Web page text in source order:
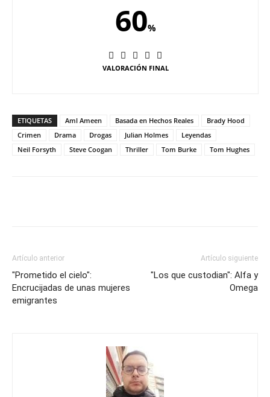
60%
VALORACIÓN FINAL
ETIQUETAS Aml Ameen Basada en Hechos Reales
Brady Hood
Crimen
Drama Drogas Julian Holmes
Leyendas
Neil Forsyth
Steve Coogan Thriller Tom Burke Tom Hughes
Artículo anterior
"Prometido el cielo":
Encrucijadas de unas mujeres
emigrantes
Artículo siguiente
"Los que custodian": Alfa y
Omega